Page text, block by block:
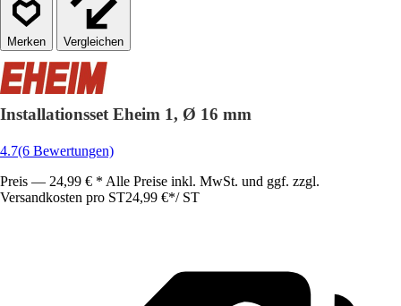
Vergleichen
Installationsset Eheim 1, Ø 16 mm
4.7(6 Bewertungen)
Preis — 24,99 € * Alle Preise inkl. MwSt. und ggf. zzgl.
Versandkosten pro ST24,99 €*/ ST